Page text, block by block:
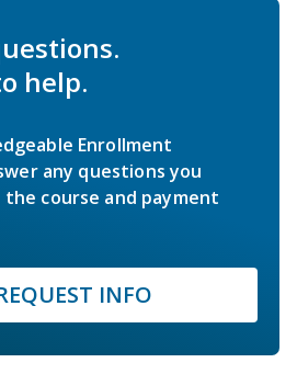
help.
Enrollment
any questions you
course and payment
INFO